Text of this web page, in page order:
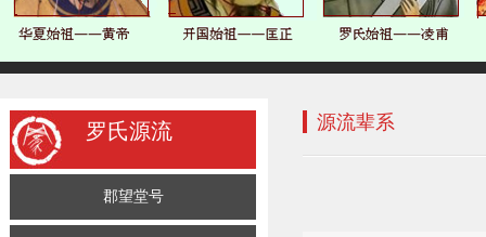
罗氏源流
郡望堂号
源流辈系